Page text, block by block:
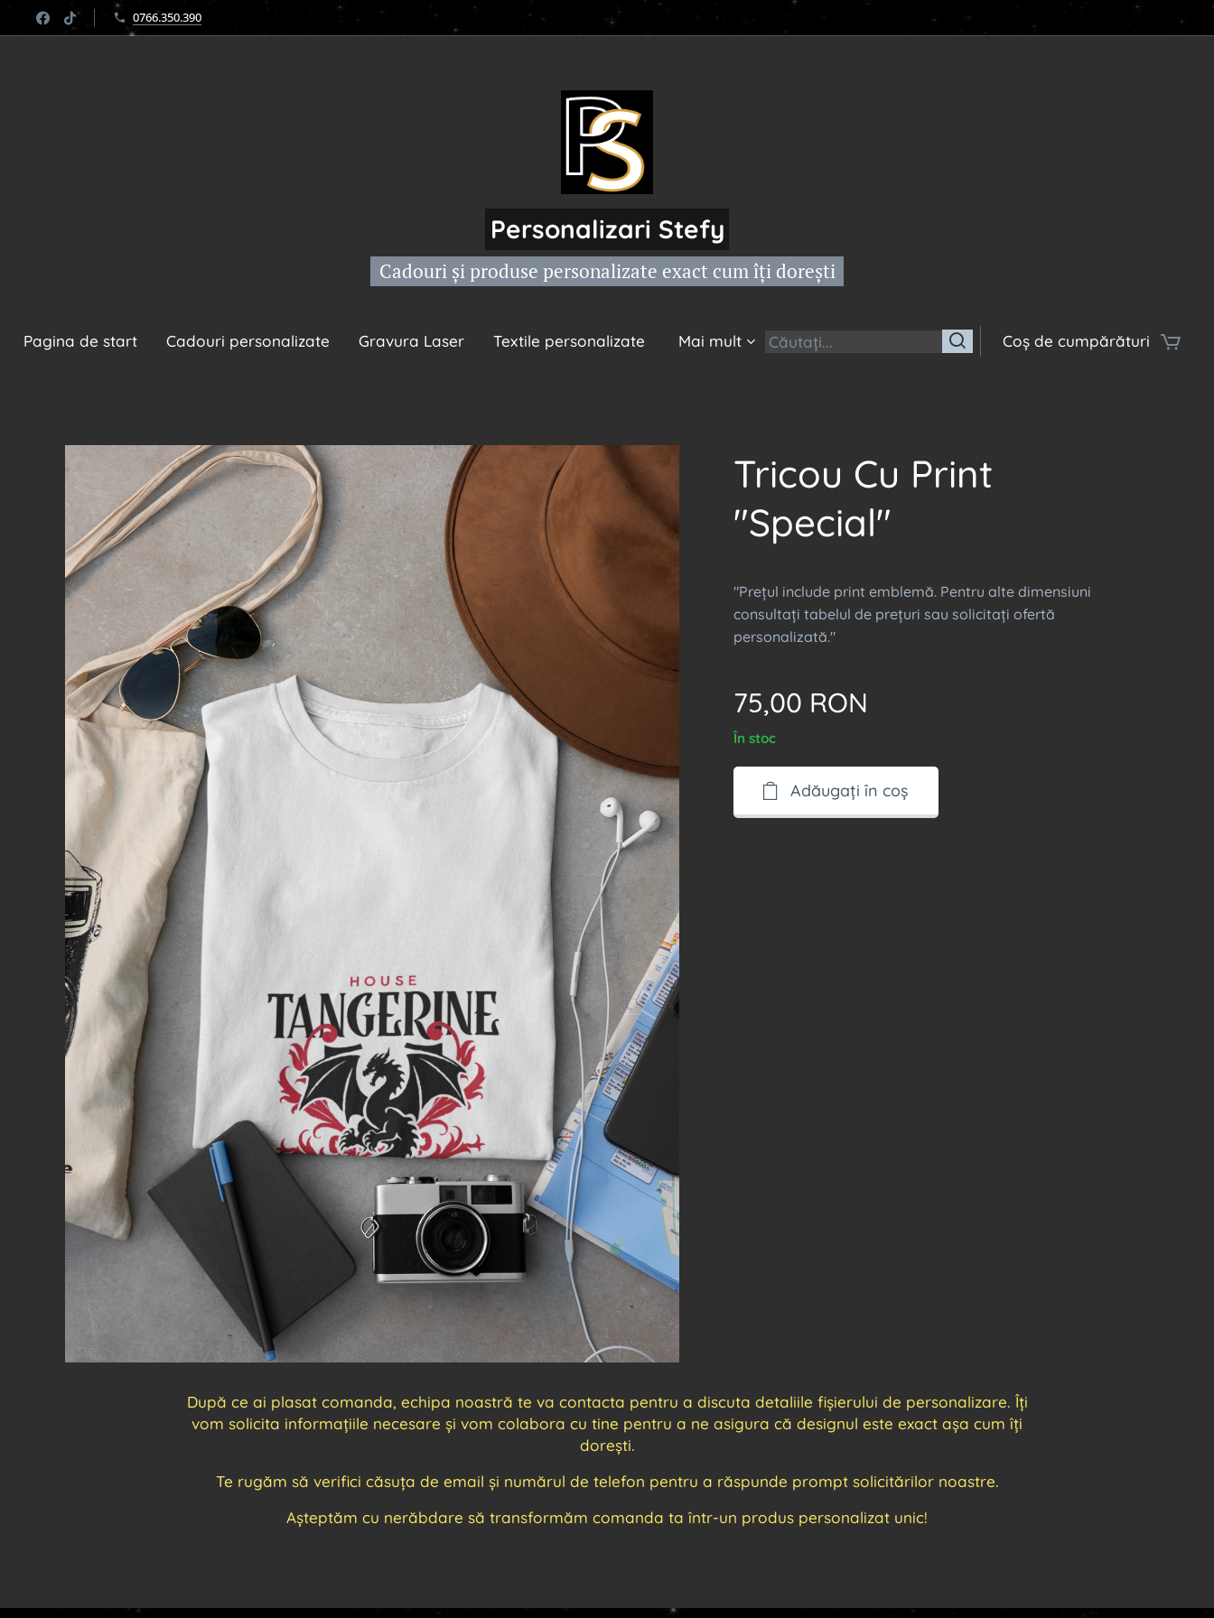
0766.350.390
Personalizari Stefy
Cadouri și produse personalizate exact cum îți dorești
Pagina de start Cadouri personalizate Gravura Laser Textile personalizate Mai mult Coș de cumpărături
Tricou Cu Print
"Special"
"Prețul include print emblemă. Pentru alte dimensiuni
consultați tabelul de prețuri sau solicitați ofertă
personalizată."
75,00 RON
În stoc
Adăugați în coș
După ce ai plasat comanda, echipa noastră te va contacta pentru a discuta detaliile fișierului de personalizare. Îți
vom solicita informațiile necesare și vom colabora cu tine pentru a ne asigura că designul este exact așa cum îți
dorești.
Te rugăm să verifici căsuța de email și numărul de telefon pentru a răspunde prompt solicitărilor noastre.
Așteptăm cu nerăbdare să transformăm comanda ta într-un produs personalizat unic!